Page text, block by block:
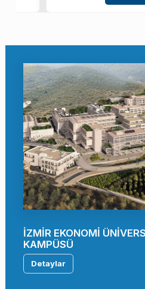
İZMİR EKONOMİ
KAMPÜSÜ
Detaylar